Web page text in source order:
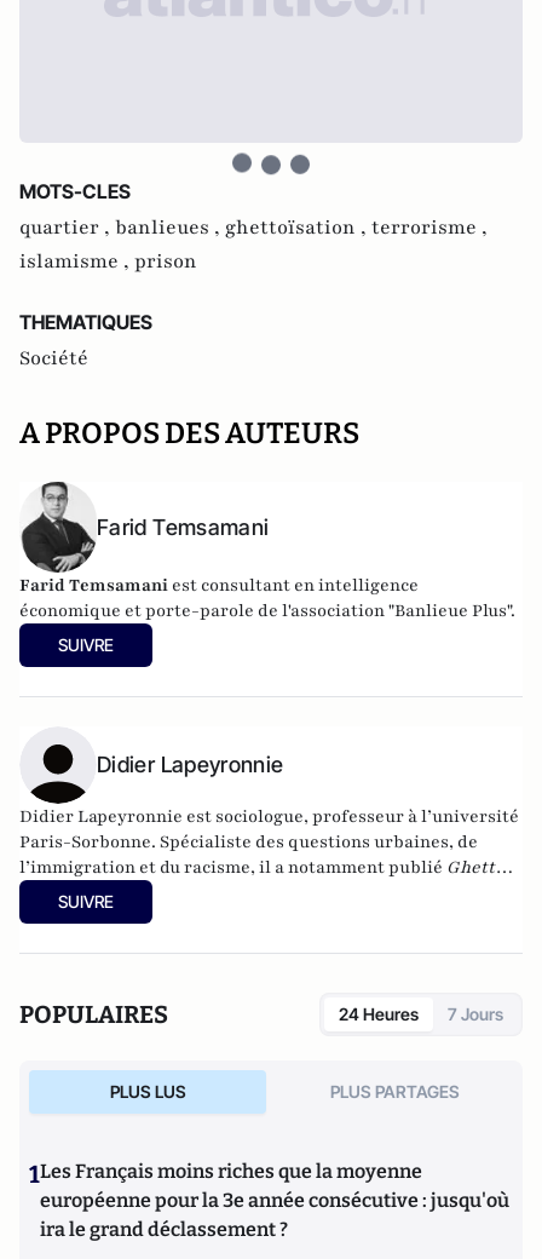
MOTS-CLES
quartier , banlieues , ghettoïsation , terrorisme ,
islamisme , prison
THEMATIQUES
Société
A PROPOS DES AUTEURS
Farid Temsamani
Farid Temsamani est consultant en intelligence
économique et porte-parole de l'association "Banlieue Plus".
SUIVRE
Didier Lapeyronnie
Didier Lapeyronnie est sociologue, professeur à l’université
Paris-Sorbonne. Spécialiste des questions urbaines, de
l’immigration et du racisme, il a notamment publié Ghetto
urbain (Laffont, 2008).
SUIVRE
POPULAIRES 24 Heures 7 Jours
PLUS LUS PLUS PARTAGES
1Les Français moins riches que la moyenne
européenne pour la 3e année consécutive : jusqu'où
ira le grand déclassement ?